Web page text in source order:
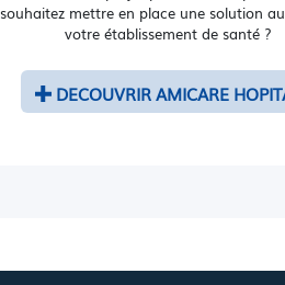
souhaitez mettre en place une solution
votre établissement de santé ?
DECOUVRIR AMICARE